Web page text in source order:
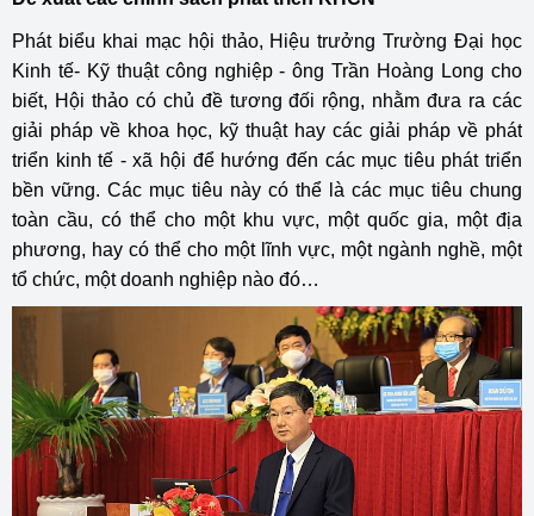
Phát biểu khai mạc hội thảo, Hiệu trưởng Trường Đại học
Kinh tế- Kỹ thuật công nghiệp - ông Trần Hoàng Long cho
biết, Hội thảo có chủ đề tương đối rộng, nhằm đưa ra các
giải pháp về khoa học, kỹ thuật hay các giải pháp về phát
triển kinh tế - xã hội để hướng đến các mục tiêu phát triển
bền vững. Các mục tiêu này có thể là các mục tiêu chung
toàn cầu, có thể cho một khu vực, một quốc gia, một địa
phương, hay có thể cho một lĩnh vực, một ngành nghề, một
tổ chức, một doanh nghiệp nào đó…